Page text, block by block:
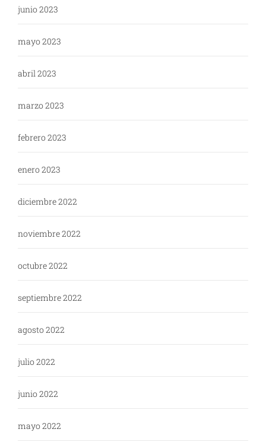
junio 2023
mayo 2023
abril 2023
marzo 2023
febrero 2023
enero 2023
diciembre 2022
noviembre 2022
octubre 2022
septiembre 2022
agosto 2022
julio 2022
junio 2022
mayo 2022